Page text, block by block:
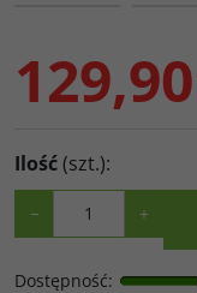
129,90
Ilość(szt.):
− +
Dostępność: